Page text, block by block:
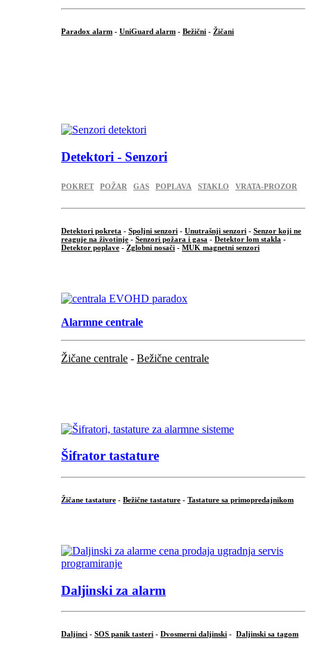
Paradox alarm - UniGuard alarm - Bežični - Žičani
Detektori - Senzori
POKRET POŽAR GAS POPLAVA STAKLO VRATA-PROZOR
Detektori pokreta - Spoljni senzori - Unutrašnji senzori - Senzor koji ne
reaguje na životinje - Senzori požara i gasa - Detektor lom stakla -
Detektor poplave - Zglobni nosači - MUK magnetni senzori
Alarmne centrale
Žičane centrale - Bežične centrale
Šifrator tastature
Žičane tastature - Bežične tastature - Tastature sa primopredajnikom
Daljinski za alarm
Daljinci - SOS panik tasteri - Dvosmerni daljinski - Daljinski sa tagom